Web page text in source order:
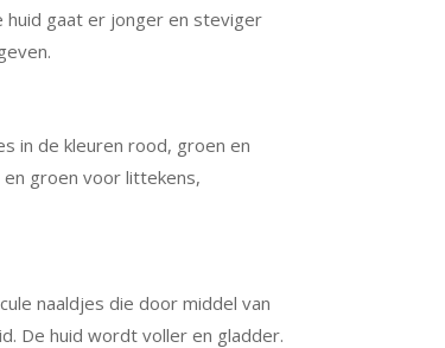
huid gaat er jonger en steviger
in de kleuren rood, groen en
groen voor littekens,
naaldjes die door middel van
De huid wordt voller en gladder.